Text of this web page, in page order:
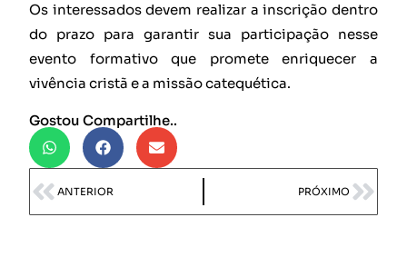
Os interessados devem realizar a inscrição dentro
do prazo para garantir sua participação nesse
evento formativo que promete enriquecer a
vivência cristã e a missão catequética.
Gostou Compartilhe..
ANTERIOR PRÓXIMO